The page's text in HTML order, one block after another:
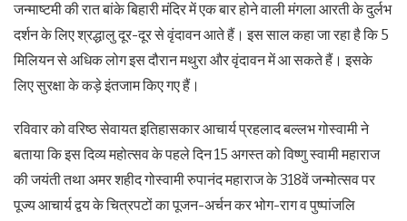
जन्माष्टमी की रात बांके बिहारी मंदिर में एक बार होने वाली मंगला आरती के दुर्लभ
दर्शन के लिए श्रद्धालु दूर-दूर से वृंदावन आते हैं। इस साल कहा जा रहा है कि 5
मिलियन से अधिक लोग इस दौरान मथुरा और वृंदावन में आ सकते हैं। इसके
लिए सुरक्षा के कड़े इंतजाम किए गए हैं।
रविवार को वरिष्ठ सेवायत इतिहासकार आचार्य प्रहलाद बल्लभ गोस्वामी ने
बताया कि इस दिव्य महोत्सव के पहले दिन 15 अगस्त को विष्णु स्वामी महाराज
की जयंती तथा अमर शहीद गोस्वामी रुपानंद महाराज के 318वें जन्मोत्सव पर
पूज्य आचार्य द्वय के चित्रपटों का पूजन-अर्चन कर भोग-राग व पुष्पांजलि